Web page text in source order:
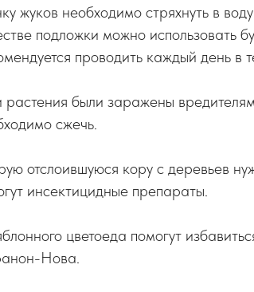
жуков необходимо стряхнуть в
подложки можно использовать
проводить каждый день в
растения были заражены
сжечь.
отслоившуюся кору с деревьев
инсектицидные препараты.
цветоеда помогут
Нова.